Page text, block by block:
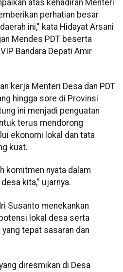
atas kehadiran Menteri
perhatian besar
ini," kata Hidayat Arsani
Mendes PDT beserta
Bandara Depati Amir
kerja Menteri Desa dan PDT
hingga sore di Provinsi
ini menjadi penguatan
terus mendorong
ekonomi lokal dan tata
kuat.
komitmen nyata dalam
kita,” ujarnya.
Susanto menekankan
lokal desa serta
tepat sasaran dan
diresmikan di Desa